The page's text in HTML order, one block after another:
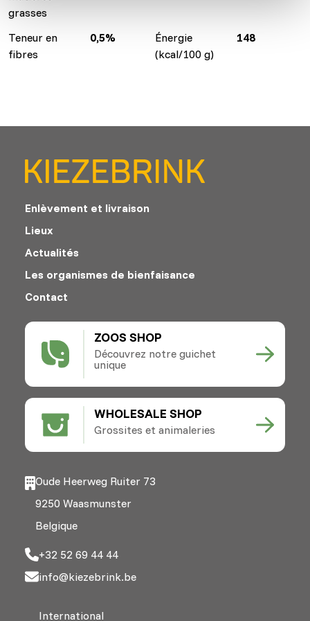
grasses
Teneur en
fibres
0,5%
Énergie
(kcal/100 g)
148
ZOOS SHOP
Découvrez notre guichet
unique
WHOLESALE SHOP
Grossites et animaleries
Enlèvement et livraison
Lieux
Actualités
Les organismes de bienfaisance
Contact
Oude Heerweg Ruiter 73
9250 Waasmunster
Belgique
+32 52 69 44 44
info@kiezebrink.be
International